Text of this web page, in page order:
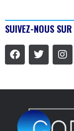
SUIVEZ-NOUS